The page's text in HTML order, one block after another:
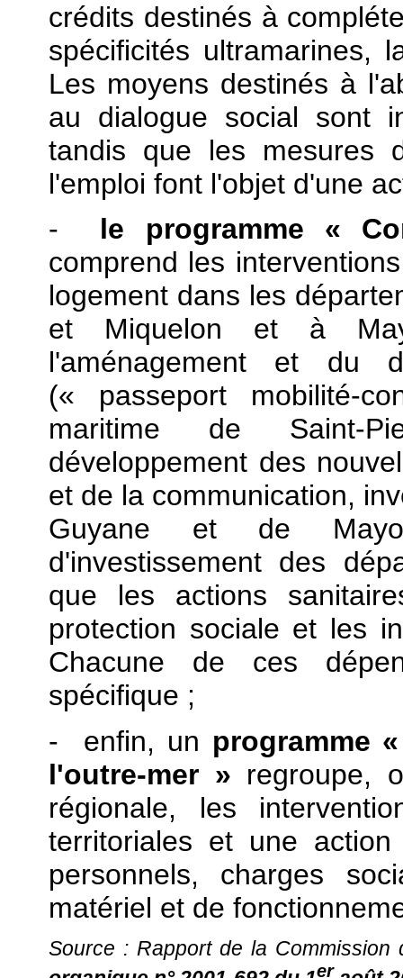
crédits destinés à
spécificités ultramarines,
Les moyens destinés à
au dialogue social sont
tandis que les mesures
l'emploi font l'objet d'une
- le programme «
comprend les
logement dans les
et Miquelon et à
l'aménagement et du
(« passeport mobilité-
maritime de Saint-
développement des
et de la communication,
Guyane et de
d'investissement des
que les actions
protection sociale et les
Chacune de ces
spécifique ;
- enfin, un programme
l'outre-mer » regroupe,
régionale, les
territoriales et une
personnels, charges
matériel et de
Source : Rapport de la
er